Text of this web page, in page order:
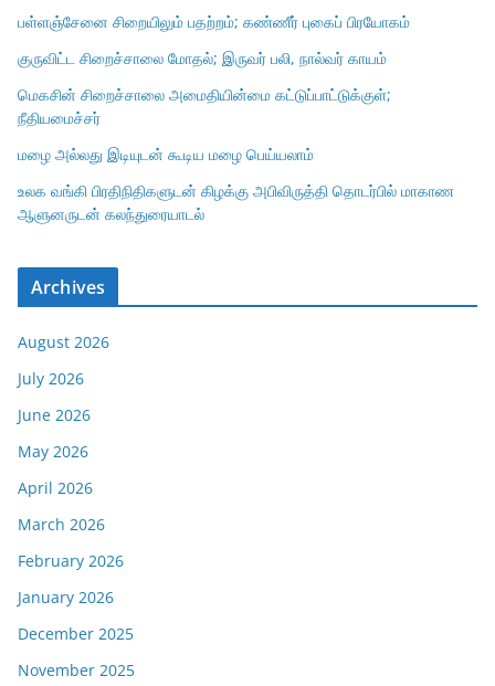
பள்ளஞ்சேனை சிறையிலும் பதற்றம்; கண்ணீர் புகைப் பிரயோகம்
குருவிட்ட சிறைச்சாலை மோதல்; இருவர் பலி, நால்வர் காயம்
மெகசின் சிறைச்சாலை அமைதியின்மை கட்டுப்பாட்டுக்குள்;
நீதியமைச்சர்
மழை அல்லது இடியுடன் கூடிய மழை பெய்யலாம்
உலக வங்கி பிரதிநிதிகளுடன் கிழக்கு அபிவிருத்தி தொடர்பில் மாகாண
ஆளுனருடன் கலந்துரையாடல்
Archives
August 2026
July 2026
June 2026
May 2026
April 2026
March 2026
February 2026
January 2026
December 2025
November 2025